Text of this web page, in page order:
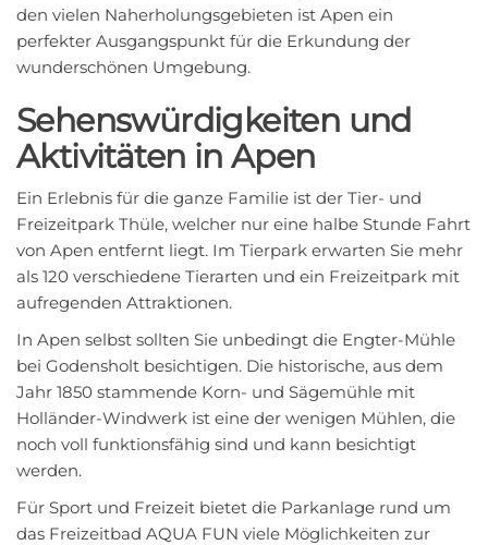
den vielen Naherholungsgebieten ist Apen ein
perfekter Ausgangspunkt für die Erkundung der
wunderschönen Umgebung.
Sehenswürdigkeiten und
Aktivitäten in Apen
Ein Erlebnis für die ganze Familie ist der Tier- und
Freizeitpark Thüle, welcher nur eine halbe Stunde Fahrt
von Apen entfernt liegt. Im Tierpark erwarten Sie mehr
als 120 verschiedene Tierarten und ein Freizeitpark mit
aufregenden Attraktionen.
In Apen selbst sollten Sie unbedingt die Engter-Mühle
bei Godensholt besichtigen. Die historische, aus dem
Jahr 1850 stammende Korn- und Sägemühle mit
Holländer-Windwerk ist eine der wenigen Mühlen, die
noch voll funktionsfähig sind und kann besichtigt
werden.
Für Sport und Freizeit bietet die Parkanlage rund um
das Freizeitbad AQUA FUN viele Möglichkeiten zur